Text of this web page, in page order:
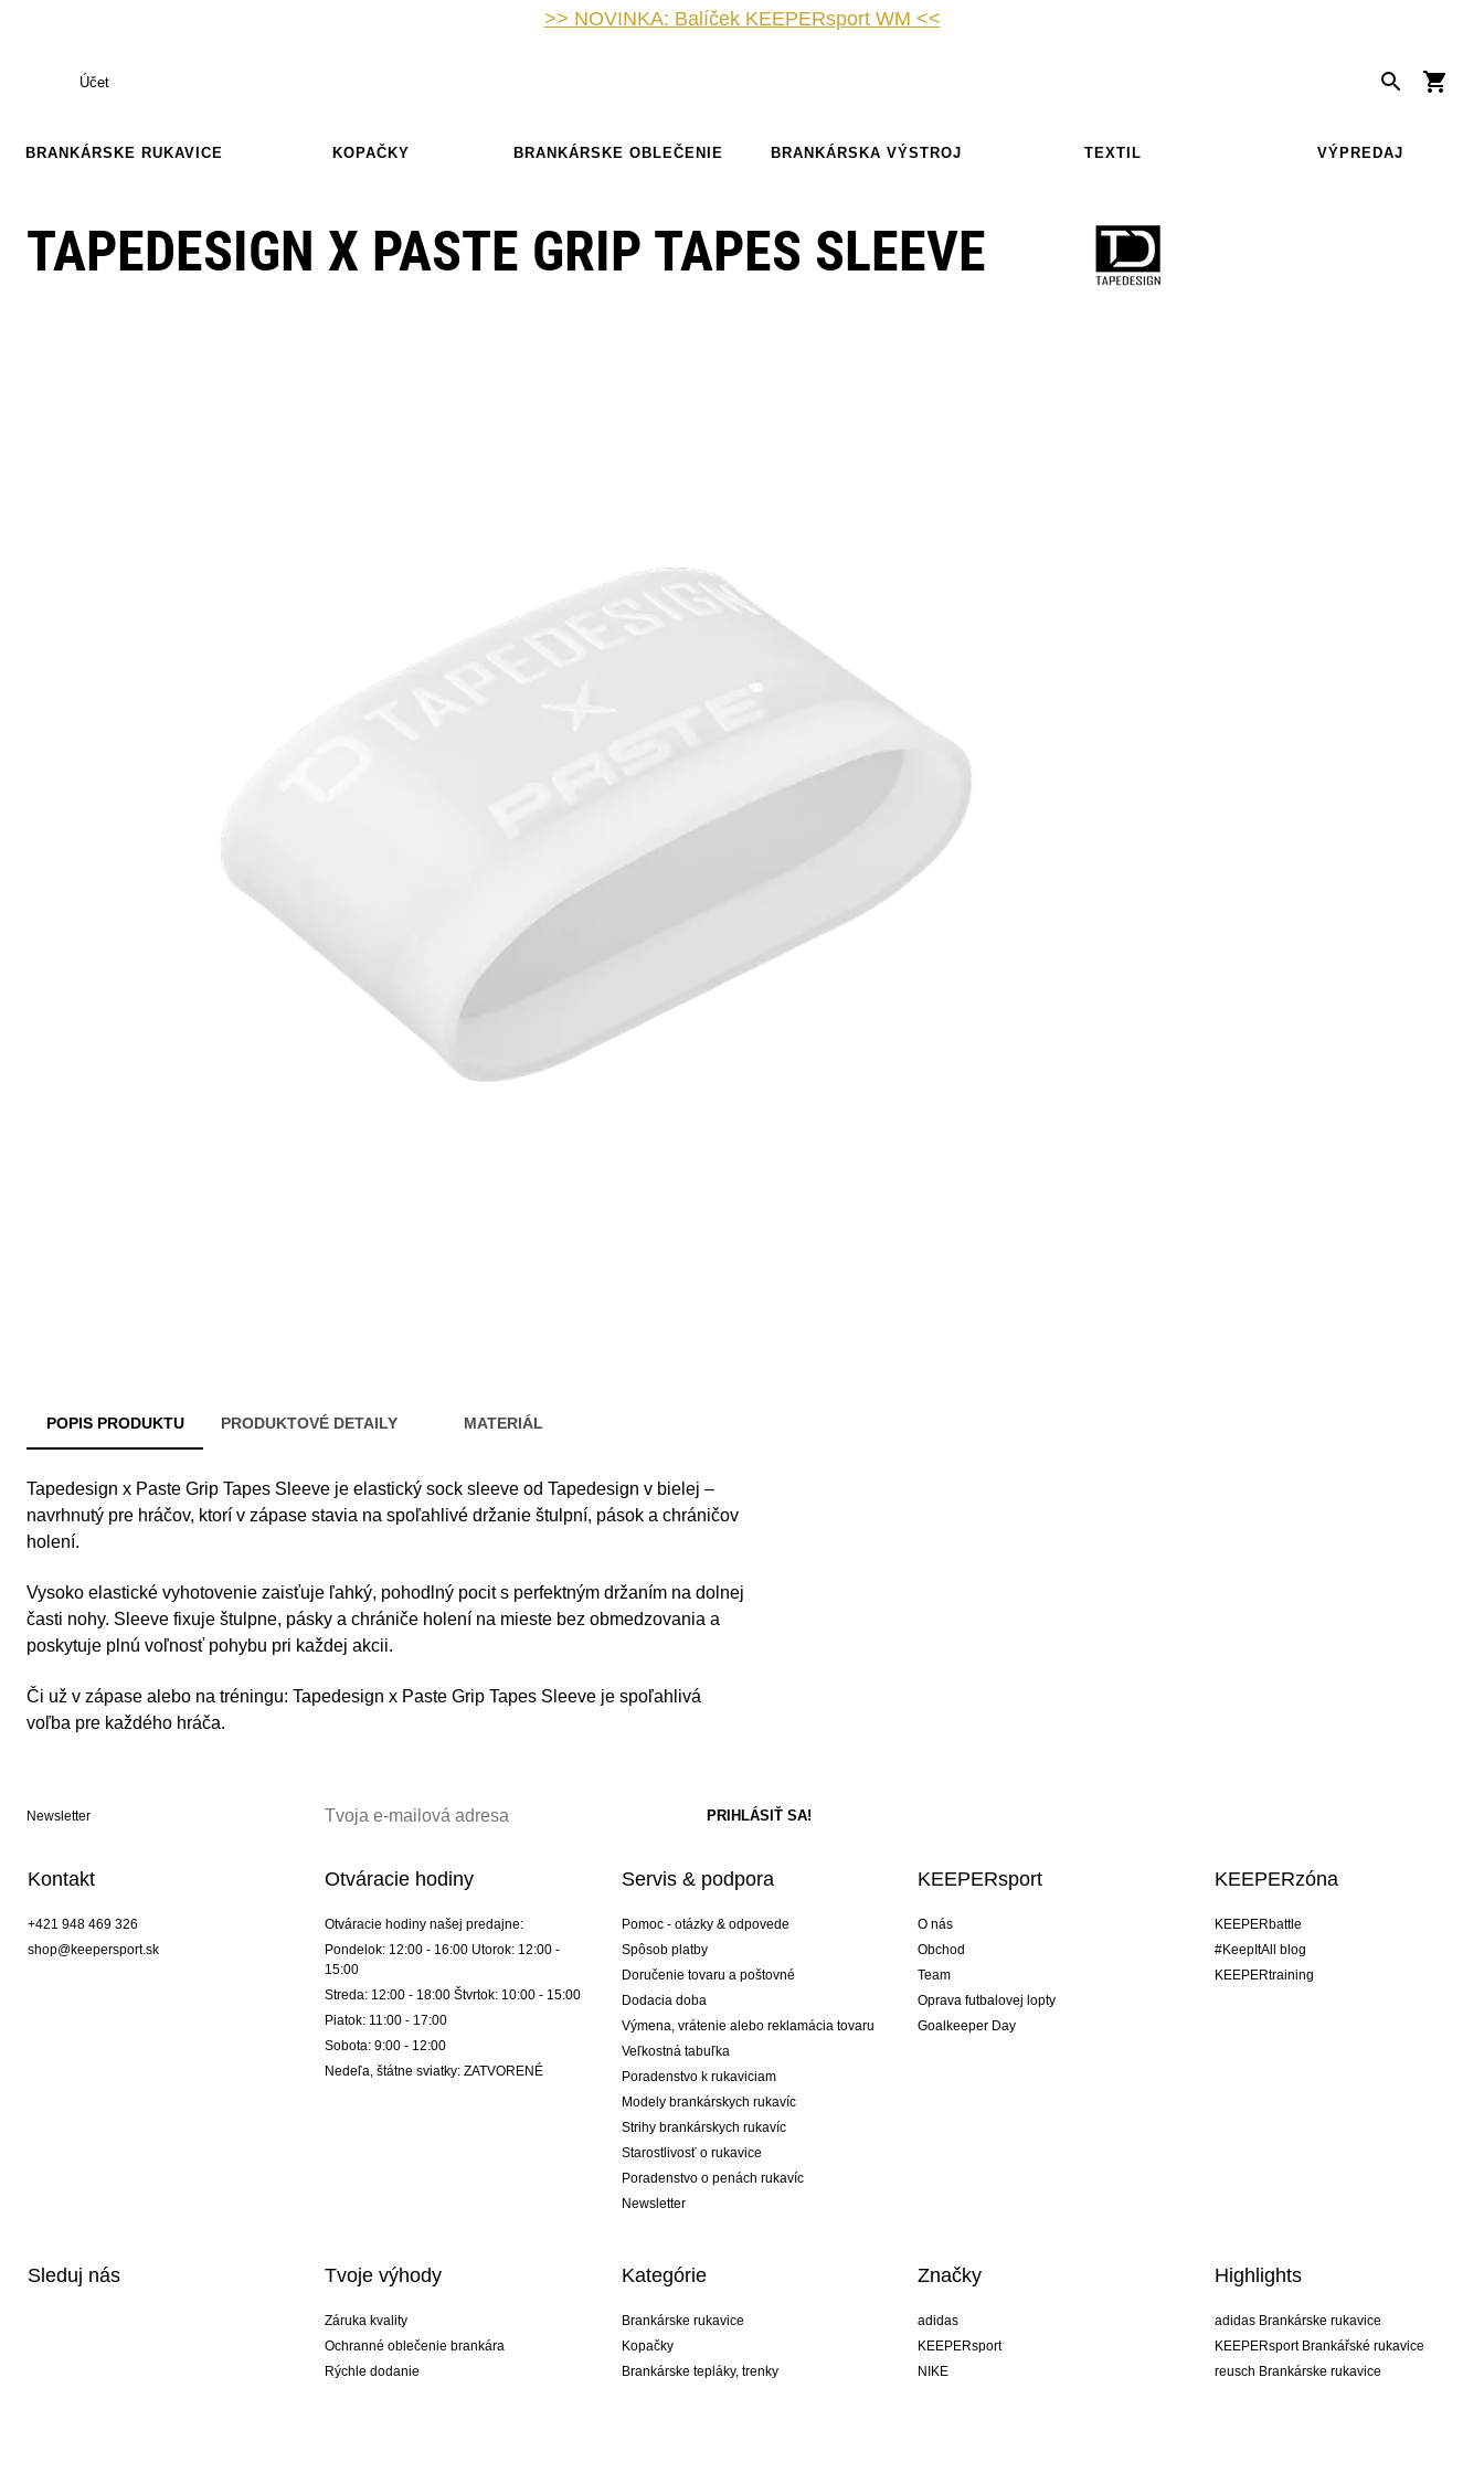
>> NOVINKA: Balíček KEEPERsport WM <<
Účet
BRANKÁRSKE RUKAVICE KOPAČKY BRANKÁRSKE OBLEČENIE BRANKÁRSKA VÝSTROJ TEXTIL VÝPREDAJ
TAPEDESIGN X PASTE GRIP TAPES SLEEVE
POPIS PRODUKTU PRODUKTOVÉ DETAILY MATERIÁL
Tapedesign x Paste Grip Tapes Sleeve je elastický sock sleeve od Tapedesign v bielej –
navrhnutý pre hráčov, ktorí v zápase stavia na spoľahlivé držanie štulpní, pások a chráničov
holení.
Vysoko elastické vyhotovenie zaisťuje ľahký, pohodlný pocit s perfektným držaním na dolnej
časti nohy. Sleeve fixuje štulpne, pásky a chrániče holení na mieste bez obmedzovania a
poskytuje plnú voľnosť pohybu pri každej akcii.
Či už v zápase alebo na tréningu: Tapedesign x Paste Grip Tapes Sleeve je spoľahlivá
voľba pre každého hráča.
Newsletter
Kontakt
+421 948 469 326
shop@keepersport.sk
Otváracie hodiny
Otváracie hodiny našej predajne:
Pondelok: 12:00 - 16:00 Utorok: 12:00 -
15:00
Streda: 12:00 - 18:00 Štvrtok: 10:00 - 15:00
Piatok: 11:00 - 17:00
Sobota: 9:00 - 12:00
Nedeľa, štátne sviatky: ZATVORENÉ
Servis & podpora
Pomoc - otázky & odpovede
Spôsob platby
Doručenie tovaru a poštovné
Dodacia doba
Výmena, vrátenie alebo reklamácia tovaru
Veľkostná tabuľka
Poradenstvo k rukaviciam
Modely brankárskych rukavíc
Strihy brankárskych rukavíc
Starostlivosť o rukavice
Poradenstvo o penách rukavíc
Newsletter
KEEPERsport
O nás
Obchod
Team
Oprava futbalovej lopty
Goalkeeper Day
KEEPERzóna
KEEPERbattle
#KeepItAll blog
KEEPERtraining
Sleduj nás Tvoje výhody
Záruka kvality
Ochranné oblečenie brankára
Rýchle dodanie
Kategórie
Brankárske rukavice
Kopačky
Brankárske tepláky, trenky
Značky
adidas
KEEPERsport
NIKE
Highlights
adidas Brankárske rukavice
KEEPERsport Brankářské rukavice
reusch Brankárske rukavice